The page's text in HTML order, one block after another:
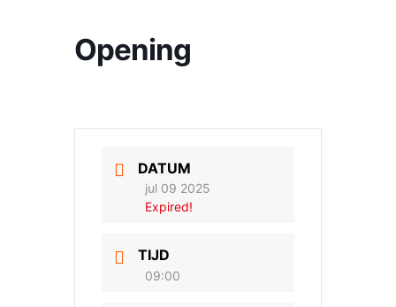
Opening
DATUM
jul 09 2025
Expired!
TIJD
09:00